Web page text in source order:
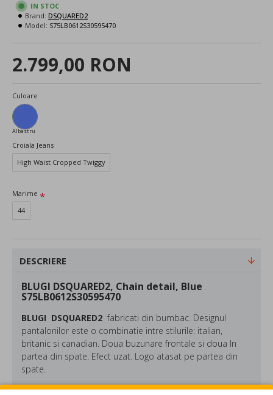
2.799,00 RON
IN STOC
Brand: DSQUARED2
Model: S75LB0612S30595470
Culoare
Albastru
Croiala Jeans
High Waist Cropped Twiggy
Marime
44
DESCRIERE
BLUGI DSQUARED2, Chain detail, Blue
S75LB0612S30595470
BLUGI DSQUARED2 fabricati din bumbac. Designul
pantalonilor este o combinatie intre stilurile: italian,
britanic si canadian. Doua buzunare frontale si doua In
partea din spate. Efect uzat. Logo atasat pe partea din
spate.
Compozitie: 98% bumbac, 2% elastan